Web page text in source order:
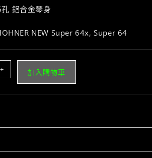
鋁合金琴身
NEW Super 64x, Super 64
+ 加入購物車